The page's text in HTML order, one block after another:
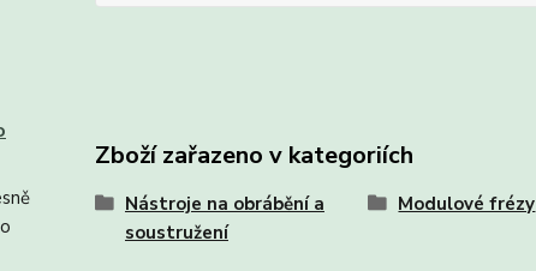
Zboží zařazeno v kategoriích
Nástroje na obrábění a
soustružení
Modulové frézy